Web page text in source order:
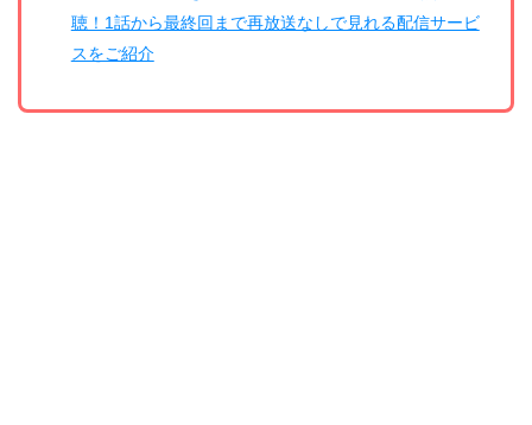
聴！1話から最終回まで再放送なしで見れる配信サービ
スをご紹介